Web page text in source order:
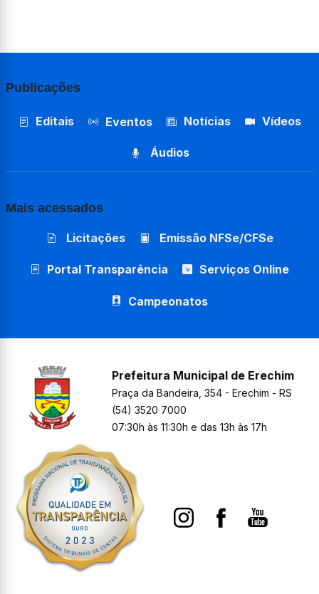
Publicações
Editais Eventos Notícias Vídeos
Áudios
Mais acessados
Licitações Emissão NFSe/CFSe
Portal Transparência Serviços Online
Campeonatos
Prefeitura Municipal de Erechim
Praça da Bandeira, 354 - Erechim - RS
(54) 3520 7000
07:30h às 11:30h e das 13h às 17h